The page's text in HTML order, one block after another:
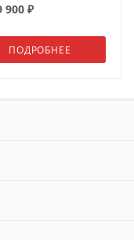
900 ₽
ПОДРОБНЕЕ